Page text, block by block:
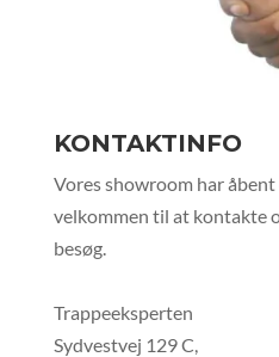
KONTAKTINFO
Vores showroom har
velkommen til at kontakte
besøg.
Trappeeksperten
Sydvestvej 129 C,